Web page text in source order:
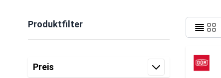
Produktfilter
Preis